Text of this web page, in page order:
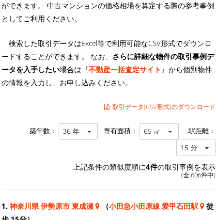
ができます。 中古マンションの価格相場を算定する際の参考事例
としてご利用ください。
検索した取引データはExcel等で利用可能なCSV形式でダウンロ
ードすることができます。 なお、 さらに詳細な物件の取引事例デ
ータを入手したい場合は『不動産一括査定サイト 』から個別物件
の情報を入力し、お申し込みください。
取引データ(CSV形式)のダウンロード
築年数： 36 年 専有面積： 65 ㎡ 駅距離：
15 分
上記条件の類似度順に4件の取引事例を表示
(全 606件中)
1. 神奈川県 伊勢原市 東成瀬 （小田急小田原線 愛甲石田駅
徒